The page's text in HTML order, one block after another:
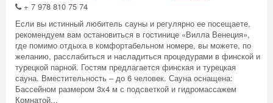
+ 7 978 810 75 74
Если вы истинный любитель сауны и регулярно ее посещаете,
рекомендуем вам остановиться в гостинице «Вилла Венеция»,
где помимо отдыха в комфортабельном номере, вы можете, по
желанию, расслабиться и насладиться процедурами в финской и
турецкой парной. Гостям предлагается финская и турецкая
сауна. Вместительность – до 6 человек. Сауна оснащена:
Бассейном размером 3х4 м с подсветкой и гидромассажем
Комнатой...